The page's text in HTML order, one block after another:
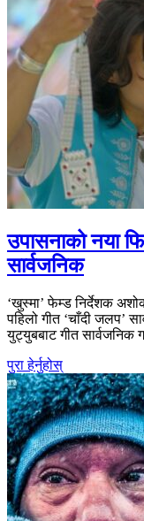
उपासनाको नया
सार्वजनिक
‘खुस्मा’ फेम्ड निर्देशक
पहिलो गीत ‘चाँदी जलप’
युट्युबबाट गीत सार्वजनिक
पुरा हेर्नुहोस्